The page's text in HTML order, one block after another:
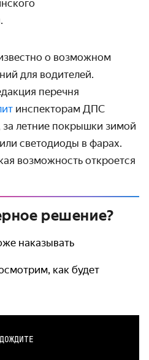
о возможном
для водителей.
перечня
инспекторам ДПС
летние покрышки зимой
светодиоды в фарах.
возможность откроется
решение?
наказывать
как будет